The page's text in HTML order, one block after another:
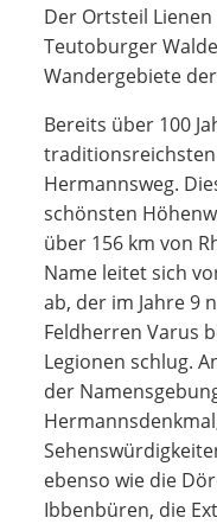
Der Ortsteil
Teutoburger
Wandergebiete
Bereits über 100
traditionsreichsten
Hermannsweg.
schönsten
über 156 km von
Name leitet sich
ab, der im Jahre 9
Feldherren Varus
Legionen schlug.
der
ebenso wie die
Ibbenbüren, die